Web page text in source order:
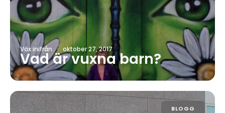
Väx inifrån · oktober 27, 2017
Vad är vuxna barn?
BLOGG